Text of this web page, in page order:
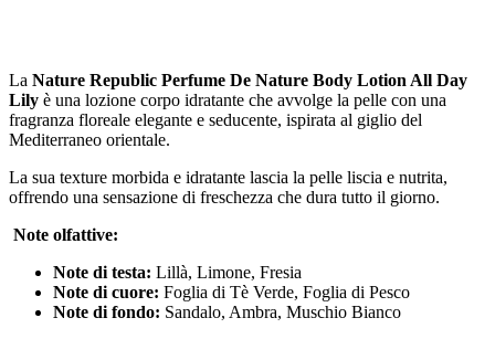
La Nature Republic Perfume De Nature Body Lotion All Day
Lily è una lozione corpo idratante che avvolge la pelle con una
fragranza floreale elegante e seducente, ispirata al giglio del
Mediterraneo orientale.
La sua texture morbida e idratante lascia la pelle liscia e nutrita,
offrendo una sensazione di freschezza che dura tutto il giorno.
Note olfattive:
Note di testa: Lillà, Limone, Fresia
Note di cuore: Foglia di Tè Verde, Foglia di Pesco
Note di fondo: Sandalo, Ambra, Muschio Bianco